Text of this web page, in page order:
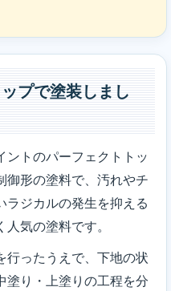
プで塗装しまし
ントのパーフェクトトッ
御形の塗料で、汚れやチ
ラジカルの発生を抑える
気の塗料です。
行ったうえで、下地の状
塗り・上塗りの工程を分